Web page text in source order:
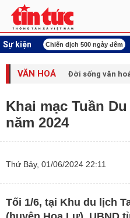
Sự kiện
ngày đêm Đại hội XIV Công đoàn Việt
VĂN HOÁ Đời sống văn
Khai mạc Tuần
năm 2024
Thứ Bảy, 01/06/2024 22:11
Tối 1/6, tại Khu du lịch